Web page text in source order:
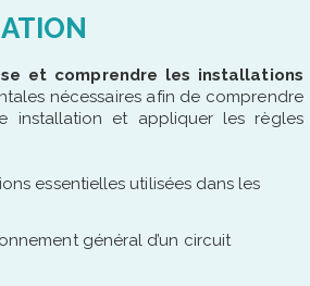
et comprendre les installations
nécessaires afin de comprendre
installation et appliquer les règles
essentielles utilisées dans les
général d’un circuit